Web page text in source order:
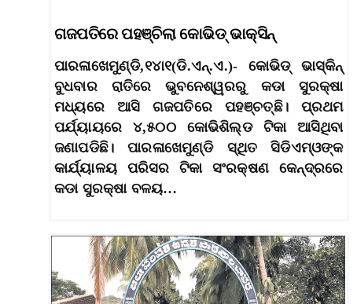
ଗଜପତିରେ ପହଞ୍ଚିଲା କୋଭିଡ୍‌ ଭାକ୍ସିନ୍‌
ପାରଳାଖେମୁଣ୍ଡି,୧୪ା୧(ଡି.ଏନ୍‌.ଏ.)- କୋଭିଡ୍‌ ଭାସ୍କିନ୍‌
ବୁଧବାର ରାତିରେ ଭୁବନେଶ୍ୱରରୁ କଡା ସୁରକ୍ଷା
ମଧ୍ୟରେ ଆସି ଗଜପତିରେ ପହଞ୍ଚତ୍ଛି। ପ୍ରଥମ
ପର୍ଯ୍ୟାୟରେ ୪,୫୦୦ କୋଭିଶିଲ୍ଡ ଟିକା ଆସିଥିବା
ଜଣାପଡିଛି। ପାରଳାଖେମୁଣ୍ଡି ସ୍ଥିତ ସିଡିଏମ୍‌ଓଙ୍କ
କାର୍ଯ୍ୟାଳୟ ପରିସର ଟିକା ସଂରକ୍ଷଣ କେନ୍ଦ୍ରରେ
କଡା ସୁରକ୍ଷା ବଳୟ…